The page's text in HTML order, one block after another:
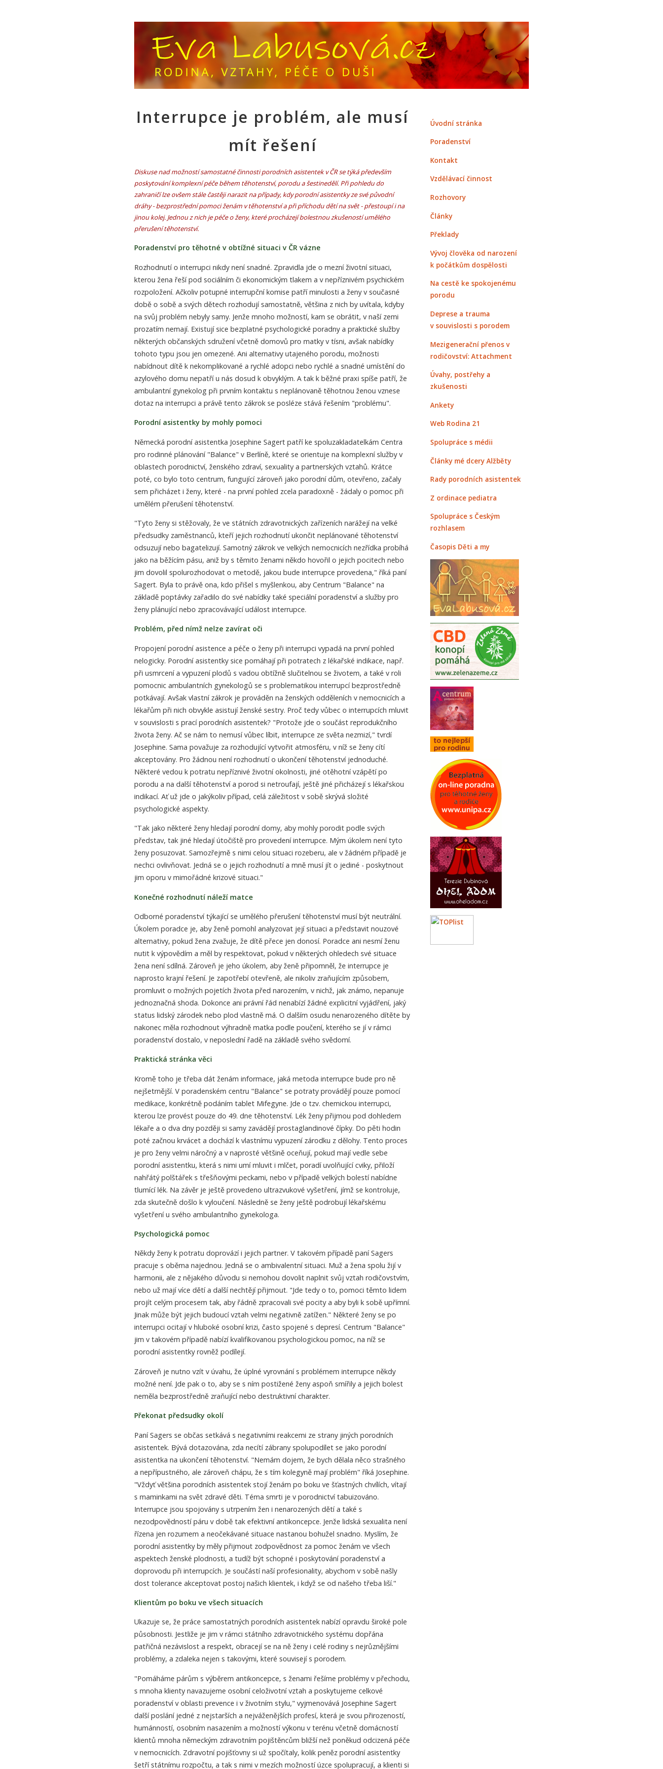
Interrupce je problém, ale musí
mít řešení
Diskuse nad možností samostatné činnosti porodních asistentek v ČR se týká především
poskytování komplexní péče během těhotenství, porodu a šestinedělí. Při pohledu do
zahraničí lze ovšem stále častěji narazit na případy, kdy porodní asistentky ze své původní
dráhy - bezprostřední pomoci ženám v těhotenství a při příchodu dětí na svět - přestoupí i na
jinou kolej. Jednou z nich je péče o ženy, které procházejí bolestnou zkušeností umělého
přerušení těhotenství.
Poradenství pro těhotné v obtížné situaci v ČR vázne
Rozhodnutí o interrupci nikdy není snadné. Zpravidla jde o mezní životní situaci,
kterou žena řeší pod sociálním či ekonomickým tlakem a v nepříznivém psychickém
rozpoložení. Ačkoliv potupné interrupční komise patří minulosti a ženy v současné
době o sobě a svých dětech rozhodují samostatně, většina z nich by uvítala, kdyby
na svůj problém nebyly samy. Jenže mnoho možností, kam se obrátit, v naší zemi
prozatím nemají. Existují sice bezplatné psychologické poradny a praktické služby
některých občanských sdružení včetně domovů pro matky v tísni, avšak nabídky
tohoto typu jsou jen omezené. Ani alternativy utajeného porodu, možnosti
nabídnout dítě k nekomplikované a rychlé adopci nebo rychlé a snadné umístění do
azylového domu nepatří u nás dosud k obvyklým. A tak k běžné praxi spíše patří, že
ambulantní gynekolog při prvním kontaktu s neplánovaně těhotnou ženou vznese
dotaz na interrupci a právě tento zákrok se posléze stává řešením "problému".
Porodní asistentky by mohly pomoci
Německá porodní asistentka Josephine Sagert patří ke spoluzakladatelkám Centra
pro rodinné plánování "Balance" v Berlíně, které se orientuje na komplexní služby v
oblastech porodnictví, ženského zdraví, sexuality a partnerských vztahů. Krátce
poté, co bylo toto centrum, fungující zároveň jako porodní dům, otevřeno, začaly
sem přicházet i ženy, které - na první pohled zcela paradoxně - žádaly o pomoc při
umělém přerušení těhotenství.
"Tyto ženy si stěžovaly, že ve státních zdravotnických zařízeních narážejí na velké
předsudky zaměstnanců, kteří jejich rozhodnutí ukončit neplánované těhotenství
odsuzují nebo bagatelizují. Samotný zákrok ve velkých nemocnicích nezřídka probíhá
jako na běžícím pásu, aniž by s těmito ženami někdo hovořil o jejich pocitech nebo
jim dovolil spolurozhodovat o metodě, jakou bude interrupce provedena," říká paní
Sagert. Byla to právě ona, kdo přišel s myšlenkou, aby Centrum "Balance" na
základě poptávky zařadilo do své nabídky také speciální poradenství a služby pro
ženy plánující nebo zpracovávající událost interrupce.
Problém, před nímž nelze zavírat oči
Propojení porodní asistence a péče o ženy při interrupci vypadá na první pohled
nelogicky. Porodní asistentky sice pomáhají při potratech z lékařské indikace, např.
při usmrcení a vypuzení plodů s vadou obtížně slučitelnou se životem, a také v roli
pomocnic ambulantních gynekologů se s problematikou interrupcí bezprostředně
potkávají. Avšak vlastní zákrok je prováděn na ženských odděleních v nemocnicích a
lékařům při nich obvykle asistují ženské sestry. Proč tedy vůbec o interrupcích mluvit
v souvislosti s prací porodních asistentek? "Protože jde o součást reprodukčního
života ženy. Ač se nám to nemusí vůbec líbit, interrupce ze světa nezmizí," tvrdí
Josephine. Sama považuje za rozhodující vytvořit atmosféru, v níž se ženy cítí
akceptovány. Pro žádnou není rozhodnutí o ukončení těhotenství jednoduché.
Některé vedou k potratu nepříznivé životní okolnosti, jiné otěhotní vzápětí po
porodu a na další těhotenství a porod si netroufají, ještě jiné přicházejí s lékařskou
indikací. Ať už jde o jakýkoliv případ, celá záležitost v sobě skrývá složité
psychologické aspekty.
"Tak jako některé ženy hledají porodní domy, aby mohly porodit podle svých
představ, tak jiné hledají útočiště pro provedení interrupce. Mým úkolem není tyto
ženy posuzovat. Samozřejmě s nimi celou situaci rozeberu, ale v žádném případě je
nechci ovlivňovat. Jedná se o jejich rozhodnutí a mně musí jít o jediné - poskytnout
jim oporu v mimořádné krizové situaci."
Konečné rozhodnutí náleží matce
Odborné poradenství týkající se umělého přerušení těhotenství musí být neutrální.
Úkolem poradce je, aby ženě pomohl analyzovat její situaci a představit nouzové
alternativy, pokud žena zvažuje, že dítě přece jen donosí. Poradce ani nesmí ženu
nutit k výpovědím a měl by respektovat, pokud v některých ohledech své situace
žena není sdílná. Zároveň je jeho úkolem, aby ženě připomněl, že interrupce je
naprosto krajní řešení. Je zapotřebí otevřeně, ale nikoliv zraňujícím způsobem,
promluvit o možných pojetích života před narozením, v nichž, jak známo, nepanuje
jednoznačná shoda. Dokonce ani právní řád nenabízí žádné explicitní vyjádření, jaký
status lidský zárodek nebo plod vlastně má. O dalším osudu nenarozeného dítěte by
nakonec měla rozhodnout výhradně matka podle poučení, kterého se jí v rámci
poradenství dostalo, v neposlední řadě na základě svého svědomí.
Praktická stránka věci
Kromě toho je třeba dát ženám informace, jaká metoda interrupce bude pro ně
nejšetrnější. V poradenském centru "Balance" se potraty provádějí pouze pomocí
medikace, konkrétně podáním tablet Mifegyne. Jde o tzv. chemickou interrupci,
kterou lze provést pouze do 49. dne těhotenství. Lék ženy přijmou pod dohledem
lékaře a o dva dny později si samy zavádějí prostaglandinové čípky. Do pěti hodin
poté začnou krvácet a dochází k vlastnímu vypuzení zárodku z dělohy. Tento proces
je pro ženy velmi náročný a v naprosté většině oceňují, pokud mají vedle sebe
porodní asistentku, která s nimi umí mluvit i mlčet, poradí uvolňující cviky, přiloží
nahřátý polštářek s třešňovými peckami, nebo v případě velkých bolestí nabídne
tlumící lék. Na závěr je ještě provedeno ultrazvukové vyšetření, jímž se kontroluje,
zda skutečně došlo k vyloučení. Následně se ženy ještě podrobují lékařskému
vyšetření u svého ambulantního gynekologa.
Psychologická pomoc
Někdy ženy k potratu doprovází i jejich partner. V takovém případě paní Sagers
pracuje s oběma najednou. Jedná se o ambivalentní situaci. Muž a žena spolu žijí v
harmonii, ale z nějakého důvodu si nemohou dovolit naplnit svůj vztah rodičovstvím,
nebo už mají více dětí a další nechtějí přijmout. "Jde tedy o to, pomoci těmto lidem
projít celým procesem tak, aby řádně zpracovali své pocity a aby byli k sobě upřímní.
Jinak může být jejich budoucí vztah velmi negativně zatížen." Některé ženy se po
interrupci ocitají v hluboké osobní krizi, často spojené s depresí. Centrum "Balance"
jim v takovém případě nabízí kvalifikovanou psychologickou pomoc, na níž se
porodní asistentky rovněž podílejí.
Zároveň je nutno vzít v úvahu, že úplné vyrovnání s problémem interrupce někdy
možné není. Jde pak o to, aby se s ním postižené ženy aspoň smířily a jejich bolest
neměla bezprostředně zraňující nebo destruktivní charakter.
Překonat předsudky okolí
Paní Sagers se občas setkává s negativními reakcemi ze strany jiných porodních
asistentek. Bývá dotazována, zda necítí zábrany spolupodílet se jako porodní
asistentka na ukončení těhotenství. "Nemám dojem, že bych dělala něco strašného
a nepřípustného, ale zároveň chápu, že s tím kolegyně mají problém" říká Josephine.
"Vždyť většina porodních asistentek stojí ženám po boku ve šťastných chvílích, vítají
s maminkami na svět zdravé děti. Téma smrti je v porodnictví tabuizováno.
Interrupce jsou spojovány s utrpením žen i nenarozených dětí a také s
nezodpovědností páru v době tak efektivní antikoncepce. Jenže lidská sexualita není
řízena jen rozumem a neočekávané situace nastanou bohužel snadno. Myslím, že
porodní asistentky by měly přijmout zodpovědnost za pomoc ženám ve všech
aspektech ženské plodnosti, a tudíž být schopné i poskytování poradenství a
doprovodu při interrupcích. Je součástí naší profesionality, abychom v sobě našly
dost tolerance akceptovat postoj našich klientek, i když se od našeho třeba liší."
Klientům po boku ve všech situacích
Ukazuje se, že práce samostatných porodních asistentek nabízí opravdu široké pole
působnosti. Jestliže je jim v rámci státního zdravotnického systému dopřána
patřičná nezávislost a respekt, obracejí se na ně ženy i celé rodiny s nejrůznějšími
problémy, a zdaleka nejen s takovými, které souvisejí s porodem.
"Pomáháme párům s výběrem antikoncepce, s ženami řešíme problémy v přechodu,
s mnoha klienty navazujeme osobní celoživotní vztah a poskytujeme celkové
poradenství v oblasti prevence i v životním stylu," vyjmenovává Josephine Sagert
další poslání jedné z nejstarších a nejváženějších profesí, která je svou přirozeností,
humánností, osobním nasazením a možností výkonu v terénu včetně domácností
klientů mnoha německým zdravotním pojištěncům bližší než poněkud odcizená péče
v nemocnicích. Zdravotní pojišťovny si už spočítaly, kolik peněz porodní asistentky
šetří státnímu rozpočtu, a tak s nimi v mezích možností úzce spolupracují, a klienti si
Úvodní stránka
Poradenství
Kontakt
Vzdělávací činnost
Rozhovory
Články
Překlady
Vývoj člověka od narození
k počátkům dospělosti
Na cestě ke spokojenému
porodu
Deprese a trauma
v souvislosti s porodem
Mezigenerační přenos v
rodičovství: Attachment
Úvahy, postřehy a
zkušenosti
Ankety
Web Rodina 21
Spolupráce s médii
Články mé dcery Alžběty
Rady porodních asistentek
Z ordinace pediatra
Spolupráce s Českým
rozhlasem
Časopis Děti a my